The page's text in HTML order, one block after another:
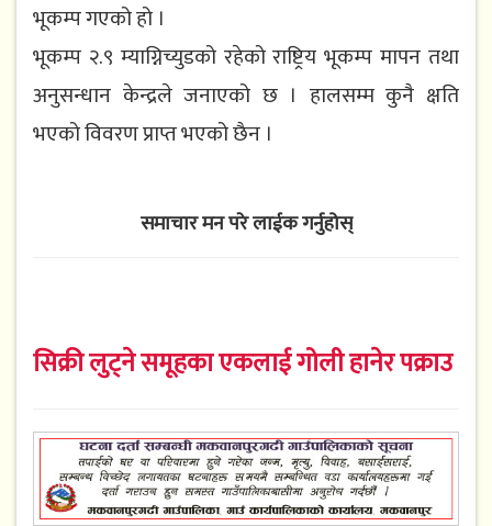
भूकम्प गएको हो ।
भूकम्प २.९ म्याग्निच्युडको रहेको राष्ट्रिय भूकम्प मापन तथा
अनुसन्धान केन्द्रले जनाएको छ । हालसम्म कुनै क्षति
भएको विवरण प्राप्त भएको छैन ।
समाचार मन परे लाईक गर्नुहोस्
सिक्री लुट्ने समूहका एकलाई गोली हानेर पक्राउ